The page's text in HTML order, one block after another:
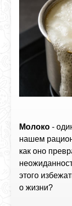
Молоко -
нашем
как оно
этого
о жизни?